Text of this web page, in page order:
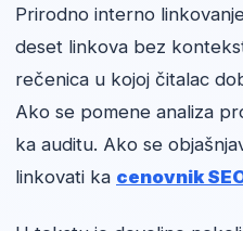
Prirodno interno
deset linkova bez
rečenica u kojoj čitalac
Ako se pomene analiza
ka auditu. Ako se
linkovati ka cenovnik